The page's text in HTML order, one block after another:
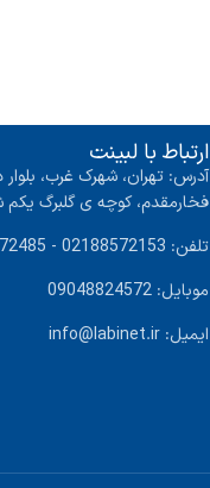
ارتباط با لبینت
آدرس: تهران، شهرک غرب، بلوار
فخارمقدم، کوچه ی گلبرگ یکم شرقی،
تلفن: 02188572153 - 02188072485
موبایل: 09048824572
ایمیل: info@labinet.ir